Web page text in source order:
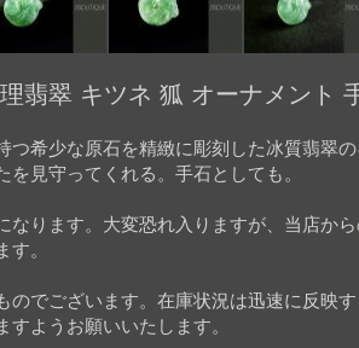
翡翠 キツネ 狐 オーナメント
つ希少な原石を精緻に彫刻した冰質翡翠
見守ってくれる。手石としても。
なります。大変恐れ入りますが、当店か
。
のでございます。在庫状況は迅速に反映
ようお願いいたします。